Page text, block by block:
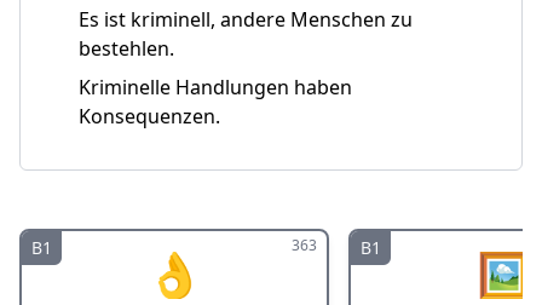
Es ist kriminell, andere Menschen zu
bestehlen.
Kriminelle Handlungen haben
Konsequenzen.
B1 363
👌 B1 🖼️